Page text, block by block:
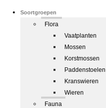
Soortgroepen
Flora
Vaatplanten
Mossen
Korstmossen
Paddenstoelen
Kranswieren
Wieren
Fauna